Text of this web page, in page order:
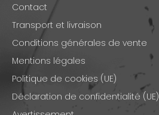
Contact
Transport et livraison
Conditions générales de vente
Mentions légales
Politique de cookies (UE)
Déclaration de confidentialité (UE)